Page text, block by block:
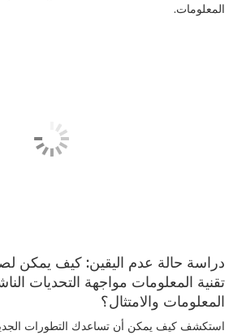
المعلومات.
دراسة حالة عدم اليقين: كيف يمكن
تقنية المعلومات مواجهة التحديات
المعلومات والامتثال؟
استكشف كيف يمكن أن تساعدك التطورات